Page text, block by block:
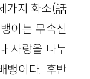
가지 화소(話
이는 무속신
사랑을 나누
뱅이다. 후반